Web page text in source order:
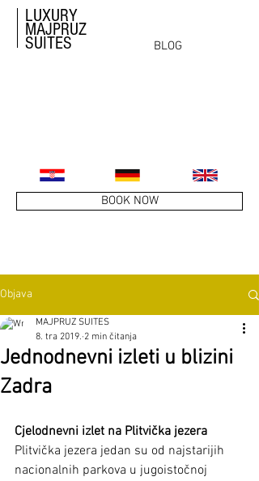
LUXURY
MAJPRUZ
SUITES BLOG
BOOK NOW
Objava
Jednodnevni izleti u blizini
Zadra
MAJPRUZ SUITES
8. tra 2019. 2 min čitanja
Cjelodnevni izlet na Plitvička jezera
Plitvička jezera jedan su od najstarijih
nacionalnih parkova u jugoistočnoj